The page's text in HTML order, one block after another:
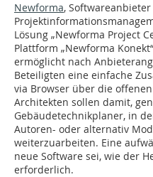
Newforma,
Lösung „Newforma Project
Plattform „Newforma
ermöglicht nach
Beteiligten eine einfache
via Browser über die offenen
Architekten sollen damit,
Gebäudetechnikplaner, in
Autoren- oder alternativ
weiterzuarbeiten. Eine
neue Software sei, wie der
erforderlich.